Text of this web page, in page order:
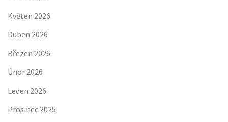
Květen 2026
Duben 2026
Březen 2026
Únor 2026
Leden 2026
Prosinec 2025